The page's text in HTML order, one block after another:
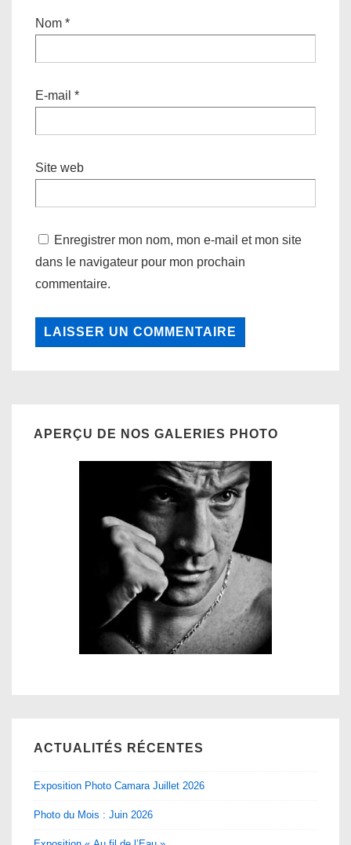
Nom *
E-mail *
Site web
Enregistrer mon nom, mon e-mail et mon site
dans le navigateur pour mon prochain
commentaire.
APERÇU DE NOS GALERIES PHOTO
ACTUALITÉS RÉCENTES
Exposition Photo Camara Juillet 2026
Photo du Mois : Juin 2026